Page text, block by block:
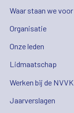
Waar staan we voor
Organisatie
Onze leden
Lidmaatschap
Werken bij de NVVK
Jaarverslagen